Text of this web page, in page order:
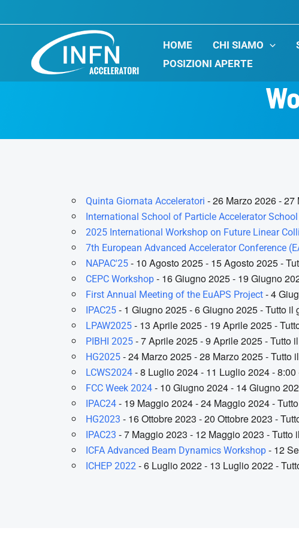
al
contenuto
HOME CHI SIAMO
POSIZIONI APERTE
Quinta Giornata Acceleratori - 26 Marzo 2026 - 27
International School of Particle Accelerator
2025 International Workshop on Future Linear
7th European Advanced Accelerator Conference
NAPAC'25 - 10 Agosto 2025 - 15 Agosto 2025 -
CEPC Workshop - 16 Giugno 2025 - 19 Giugno
First Annual Meeting of the EuAPS Project - 4
IPAC25 - 1 Giugno 2025 - 6 Giugno 2025 - Tutto il
LPAW2025 - 13 Aprile 2025 - 19 Aprile 2025 -
PIBHI 2025 - 7 Aprile 2025 - 9 Aprile 2025 - Tutto
HG2025 - 24 Marzo 2025 - 28 Marzo 2025 - Tutto
LCWS2024 - 8 Luglio 2024 - 11 Luglio 2024 - 8:00
FCC Week 2024 - 10 Giugno 2024 - 14 Giugno
IPAC24 - 19 Maggio 2024 - 24 Maggio 2024 -
HG2023 - 16 Ottobre 2023 - 20 Ottobre 2023 -
IPAC23 - 7 Maggio 2023 - 12 Maggio 2023 - Tutto
ICFA Advanced Beam Dynamics Workshop - 12
ICHEP 2022 - 6 Luglio 2022 - 13 Luglio 2022 -